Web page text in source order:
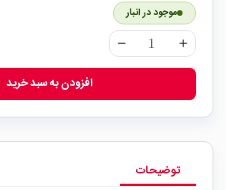
موجود در انبار
remove add
افزودن به سبد خرید
توضیحات